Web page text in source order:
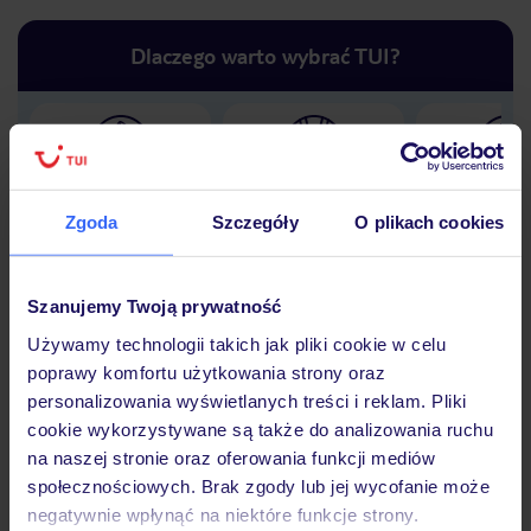
Zgoda Szczegóły O plikach cookies
Szanujemy Twoją prywatność
Używamy technologii takich jak pliki cookie w celu
poprawy komfortu użytkowania strony oraz
personalizowania wyświetlanych treści i reklam. Pliki
cookie wykorzystywane są także do analizowania ruchu
na naszej stronie oraz oferowania funkcji mediów
społecznościowych. Brak zgody lub jej wycofanie może
negatywnie wpłynąć na niektóre funkcje strony.
Dlaczego warto wybrać TUI?
Hotel
Opinie